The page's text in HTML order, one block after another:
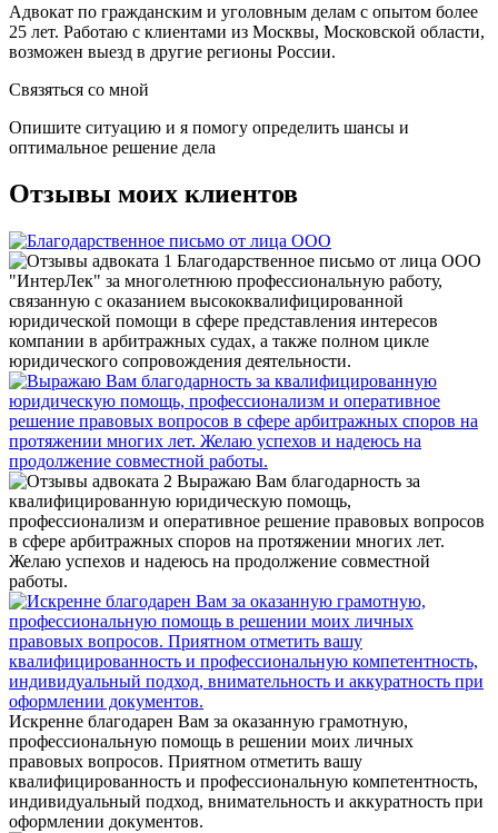
Адвокат по гражданским и уголовным делам с опытом более
25 лет. Работаю с клиентами из Москвы, Московской области,
возможен выезд в другие регионы России.
Связяться со мной
Опишите ситуацию и я помогу определить шансы и
оптимальное решение дела
Отзывы моих клиентов
Благодарственное письмо от лица ООО
"ИнтерЛек" за многолетнюю профессиональную работу,
связанную с оказанием высококвалифицированной
юридической помощи в сфере представления интересов
компании в арбитражных судах, а также полном цикле
юридического сопровождения деятельности.
Выражаю Вам благодарность за
квалифицированную юридическую помощь,
профессионализм и оперативное решение правовых вопросов
в сфере арбитражных споров на протяжении многих лет.
Желаю успехов и надеюсь на продолжение совместной
работы.
Искренне благодарен Вам за оказанную грамотную,
профессиональную помощь в решении моих личных
правовых вопросов. Приятном отметить вашу
квалифицированность и профессиональную компетентность,
индивидуальный подход, внимательность и аккуратность при
оформлении документов.